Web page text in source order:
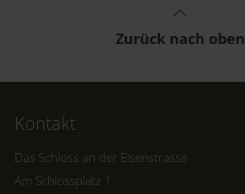
Zurück nach oben
Kontakt
Das Schloss an der Eisenstrasse
Am Schlossplatz 1